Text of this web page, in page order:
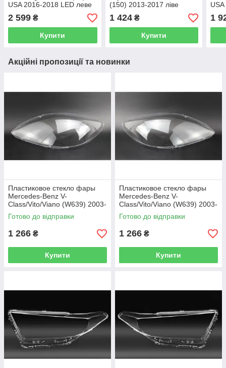
USA 2016-2018 LED леве
(водійське)
2 599 ₴
Купити
(150) 2013-2017 ліве
(водійське)
1 424₴
Купити
1
Акційні пропозиції та новинки
Пластиковое стекло фары
Mercedes-Benz V-
Class/Vito/Viano (W639) 2003-
2010 левое (водительское)
Готово до відправки
1 266 ₴
Купити
Пластиковое стекло фары
Mercedes-Benz V-
Class/Vito/Viano (W639) 2003-
2010 правое (пассажирское)
Готово до відправки
1 266 ₴
Купити